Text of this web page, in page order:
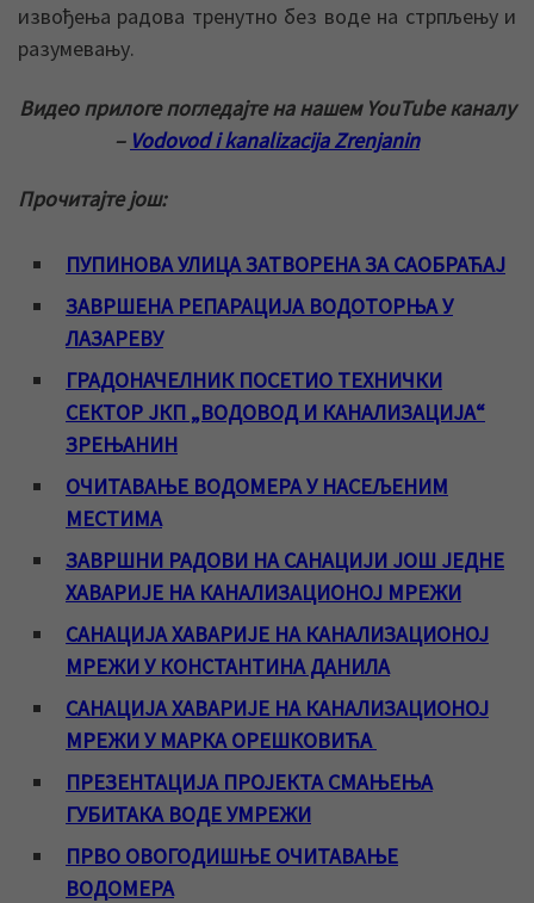
извођења радова тренутно без воде на стрпљењу и
разумевању.
Видео прилоге погледајте на нашем YouTube каналу
– Vodovod i kanalizacija Zrenjanin
Прочитајте још:
ПУПИНОВА УЛИЦА ЗАТВОРЕНА ЗА САОБРАЋАЈ
ЗАВРШЕНА РЕПАРАЦИЈА ВОДОТОРЊА У
ЛАЗАРЕВУ
ГРАДОНАЧЕЛНИК ПОСЕТИО ТЕХНИЧКИ
СЕКТОР ЈКП „ВОДОВОД И КАНАЛИЗАЦИЈА“
ЗРЕЊАНИН
ОЧИТАВАЊЕ ВОДОМЕРА У НАСЕЉЕНИМ
МЕСТИМА
ЗАВРШНИ РАДОВИ НА САНАЦИЈИ ЈОШ ЈЕДНЕ
ХАВАРИЈЕ НА КАНАЛИЗАЦИОНОЈ МРЕЖИ
САНАЦИЈА ХАВАРИЈЕ НА КАНАЛИЗАЦИОНОЈ
МРЕЖИ У КОНСТАНТИНА ДАНИЛА
САНАЦИЈА ХАВАРИЈЕ НА КАНАЛИЗАЦИОНОЈ
МРЕЖИ У МАРКА ОРЕШКОВИЋА
ПРЕЗЕНТАЦИЈА ПРОЈЕКТА СМАЊЕЊА
ГУБИТАКА ВОДЕ УМРЕЖИ
ПРВО ОВОГОДИШЊЕ ОЧИТАВАЊЕ
ВОДОМЕРА